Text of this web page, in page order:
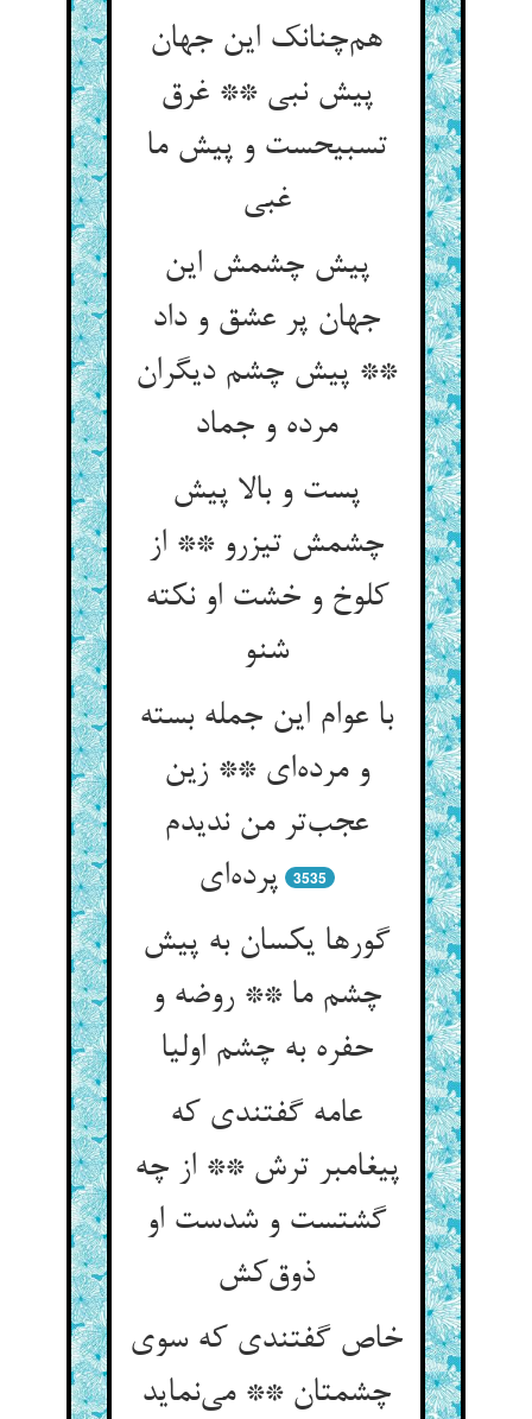
هم‌چنانک این جهان
پیش نبی ** غرق
تسبیحست و پیش ما
غبی
پیش چشمش این
جهان پر عشق و داد
** پیش چشم دیگران
مرده و جماد
پست و بالا پیش
چشمش تیزرو ** از
کلوخ و خشت او نکته
شنو
با عوام این جمله بسته
و مرده‌ای ** زین
عجب‌تر من ندیدم
پرده‌ای
3535
گورها یکسان به پیش
چشم ما ** روضه و
حفره به چشم اولیا
عامه گفتندی که
پیغامبر ترش ** از چه
گشتست و شدست او
ذوق‌کش
خاص گفتندی که سوی
چشمتان ** می‌نماید